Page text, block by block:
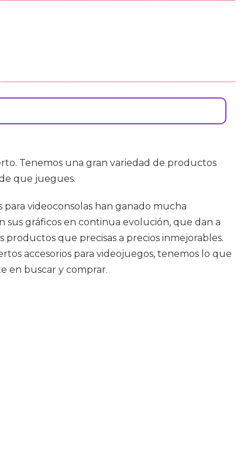
Tenemos una gran variedad de productos
que juegues.
para videoconsolas han ganado mucha
sus gráficos en continua evolución, que dan a
que precisas a precios inmejorables.
accesorios para videojuegos, tenemos lo que
en buscar y comprar.